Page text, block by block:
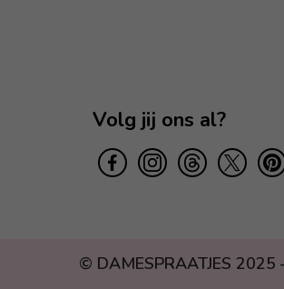
Volg jij ons al?
© DAMESPRAATJES 2025